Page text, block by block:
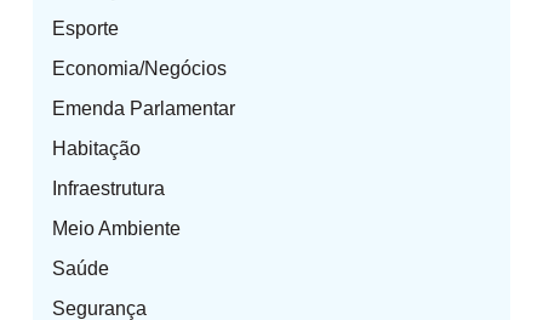
Esporte
Economia/Negócios
Emenda Parlamentar
Habitação
Infraestrutura
Meio Ambiente
Saúde
Segurança